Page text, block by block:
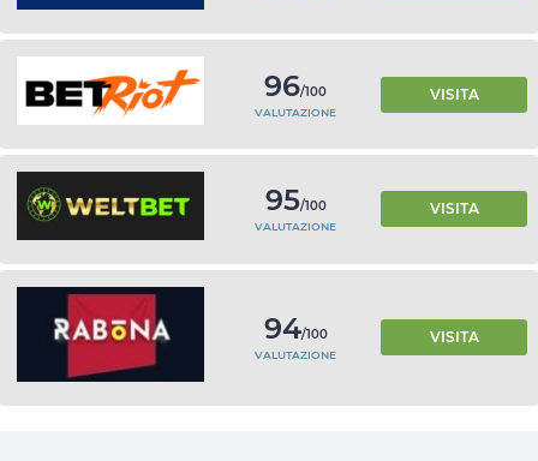
96/100
VALUTAZIONE
VISITA
95/100
VALUTAZIONE
VISITA
94/100
VALUTAZIONE
VISITA